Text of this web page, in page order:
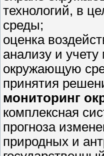
технологий, в
среды;
оценка
анализу и
окружающую
принятия
мониторинг
комплексная
прогноза
природных и